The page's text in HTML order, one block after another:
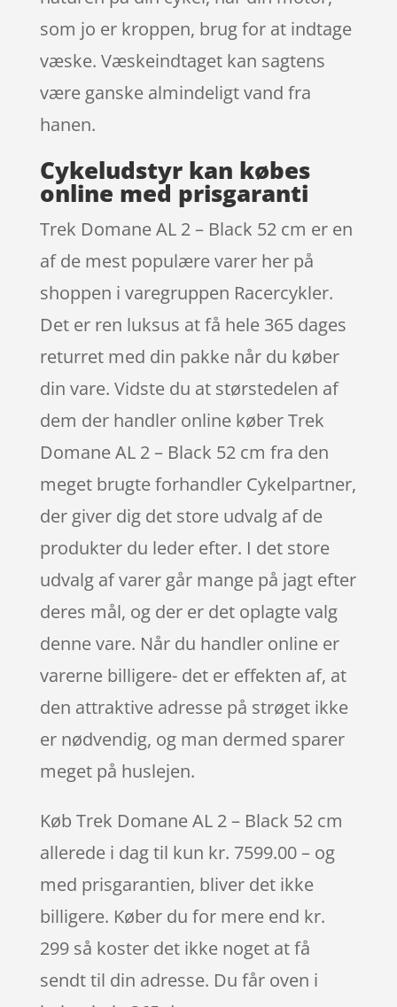
som jo er kroppen, brug for at indtage
væske. Væskeindtaget kan sagtens
være ganske almindeligt vand fra
hanen.
Cykeludstyr kan købes
online med prisgaranti
Trek Domane AL 2 – Black 52 cm er en
af de mest populære varer her på
shoppen i varegruppen Racercykler.
Det er ren luksus at få hele 365 dages
returret med din pakke når du køber
din vare. Vidste du at størstedelen af
dem der handler online køber Trek
Domane AL 2 – Black 52 cm fra den
meget brugte forhandler Cykelpartner,
der giver dig det store udvalg af de
produkter du leder efter. I det store
udvalg af varer går mange på jagt efter
deres mål, og der er det oplagte valg
denne vare. Når du handler online er
varerne billigere- det er effekten af, at
den attraktive adresse på strøget ikke
er nødvendig, og man dermed sparer
meget på huslejen.
Køb Trek Domane AL 2 – Black 52 cm
allerede i dag til kun kr. 7599.00 – og
med prisgarantien, bliver det ikke
billigere. Køber du for mere end kr.
299 så koster det ikke noget at få
sendt til din adresse. Du får oven i